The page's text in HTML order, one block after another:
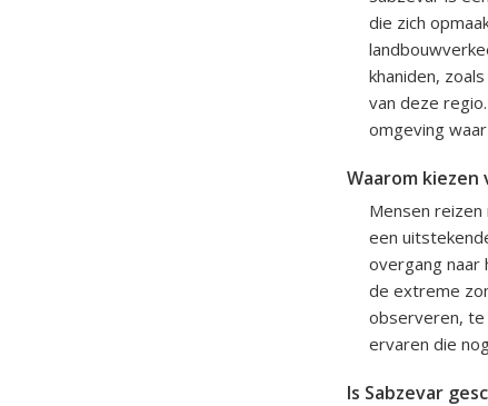
die zich
khaniden,
van deze
omgeving
Waarom kiezen
Mensen
een
overgang naar
de extreme
observeren, te
ervaren die
Is Sabzevar